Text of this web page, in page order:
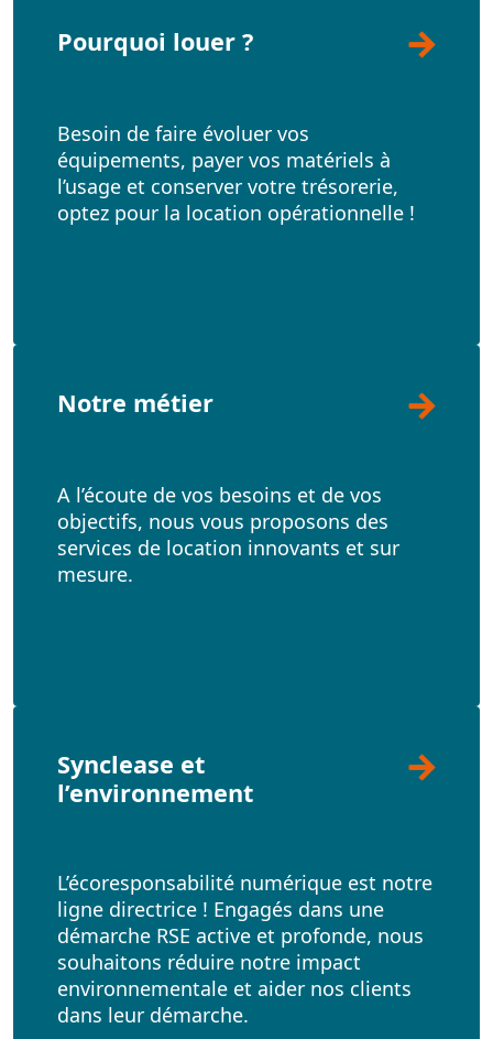
Pourquoi louer ?
Besoin de faire évoluer vos
équipements, payer vos matériels à
l’usage et conserver votre trésorerie,
optez pour la location opérationnelle !
Notre métier
A l’écoute de vos besoins et de vos
objectifs, nous vous proposons des
services de location innovants et sur
mesure.
Synclease et
l’environnement
L’écoresponsabilité numérique est notre
ligne directrice ! Engagés dans une
démarche RSE active et profonde, nous
souhaitons réduire notre impact
environnementale et aider nos clients
dans leur démarche.